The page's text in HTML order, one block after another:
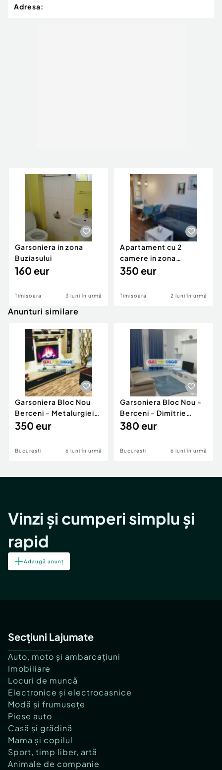
Adresa:
Garsoniera in zona
Buziasului
160 eur
Timisoara 3 luni în urmă
Apartament cu 2
camere in zona
Centrala
350 eur
Timisoara 2 luni în urmă
Anunturi similare
Garsoniera Bloc Nou
Berceni - Metalurgiei
Park - Postalionul
350 eur
Bucuresti 6 luni în urmă
Garsoniera Bloc Nou -
Berceni - Dimitrie
Leonida
380 eur
Bucuresti 6 luni în urmă
Vinzi și cumperi simplu și
rapid
Adaugă anunț
Secțiuni Lajumate
Auto, moto și ambarcațiuni
Imobiliare
Locuri de muncă
Electronice și electrocasnice
Modă și frumusețe
Piese auto
Casă și grădină
Mama și copilul
Sport, timp liber, artă
Animale de companie